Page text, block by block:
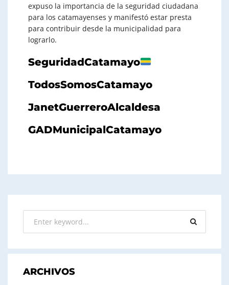
expuso la importancia de la seguridad ciudadana
para los catamayenses y manifestó estar presta
para contribuir desde la municipalidad para
lograrlo.
SeguridadCatamayo
TodosSomosCatamayo
JanetGuerreroAlcaldesa
GADMunicipalCatamayo
ARCHIVOS